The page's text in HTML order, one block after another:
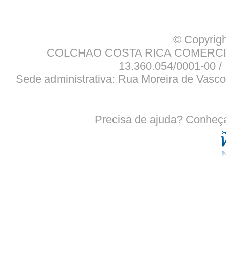
©
COLCHAO COSTA RICA
13.360.054/0001-00
Sede administrativa: Rua Moreira de
Precisa de ajuda?